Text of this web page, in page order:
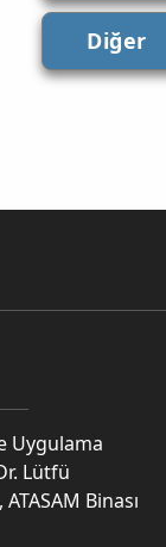
Diğer
Uygulama
Lütfü
Binası